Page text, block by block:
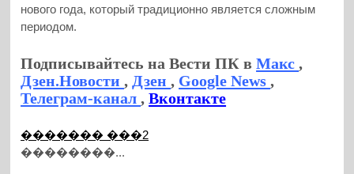
нового года, который традиционно является сложным
периодом.
Подписывайтесь на Вести ПК вМакс,
Дзен.Новости,Дзен, Google News,
Телеграм-канал,Вконтакте
������� ���2
��������...